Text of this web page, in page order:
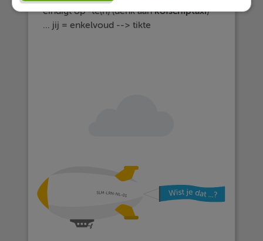
eindigt op -te(n) (denk aankofschiptaxi)
... jij = enkelvoud --> tikte